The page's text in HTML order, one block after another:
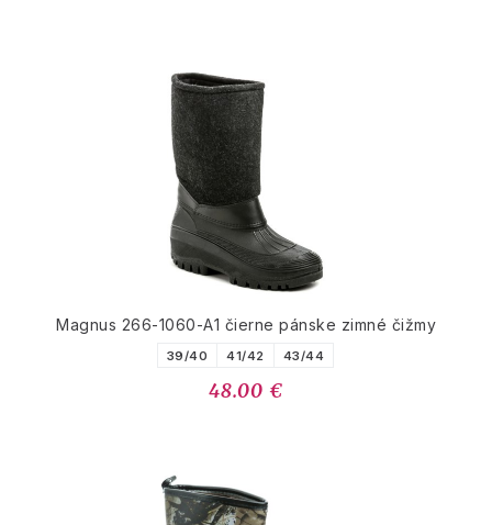
Magnus 266-1060-A1 čierne pánske zimné čižmy
39/40 41/42 43/44
48.00 €